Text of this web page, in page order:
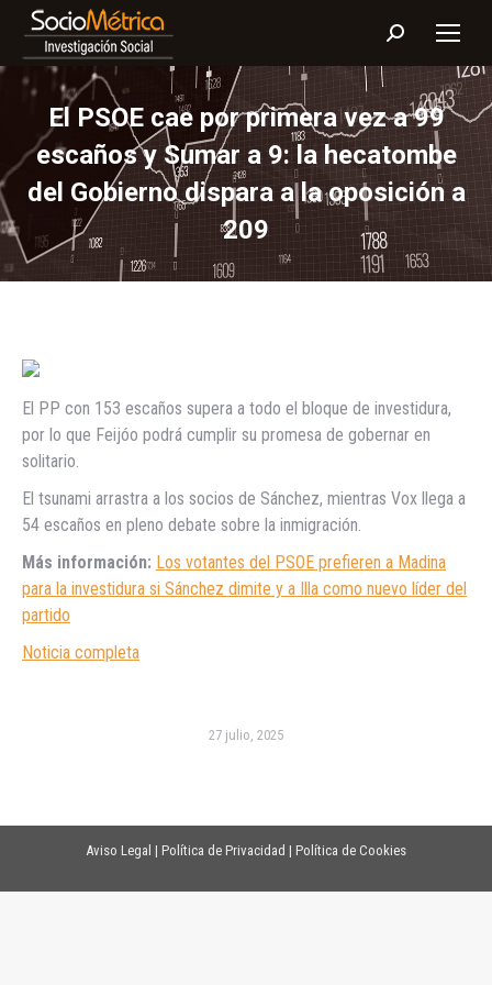
Buscar:
El PSOE cae por primera vez a 99
escaños y Sumar a 9: la hecatombe
del Gobierno dispara a la oposición a
209
El PP con 153 escaños supera a todo el bloque de investidura,
por lo que Feijóo podrá cumplir su promesa de gobernar en
solitario.
El tsunami arrastra a los socios de Sánchez, mientras Vox llega a
54 escaños en pleno debate sobre la inmigración.
Más información: Los votantes del PSOE prefieren a Madina
para la investidura si Sánchez dimite y a Illa como nuevo líder del
partido
Noticia completa
27 julio, 2025
Aviso Legal | Política de Privacidad | Política de Cookies